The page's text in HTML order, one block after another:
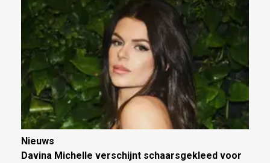
Nieuws
Davina Michelle verschijnt schaarsgekleed voor